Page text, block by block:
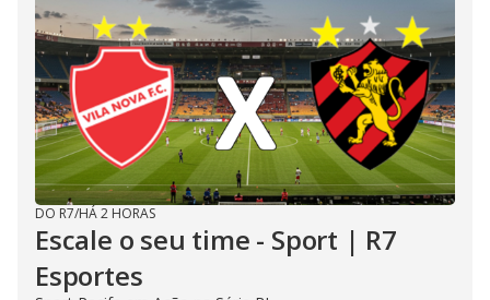
DO R7/HÁ 2 HORAS
Escale o seu time - Sport | R7
Esportes